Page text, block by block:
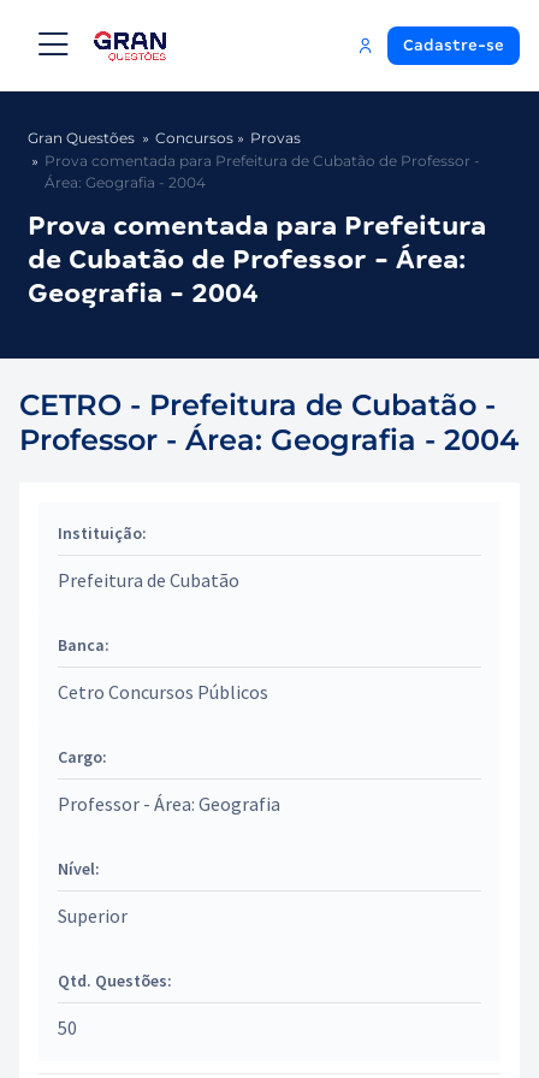
Cadastre-se
Gran Questões Concursos
Provas
Prova comentada para Prefeitura de Cubatão de Professor -
Área: Geografia - 2004
Prova comentada para Prefeitura
de Cubatão de Professor - Área:
Geografia - 2004
CETRO - Prefeitura de Cubatão -
Professor - Área: Geografia - 2004
Instituição:
Prefeitura de Cubatão
Banca:
Cetro Concursos Públicos
Cargo:
Professor - Área: Geografia
Nível:
Superior
Qtd. Questões:
50